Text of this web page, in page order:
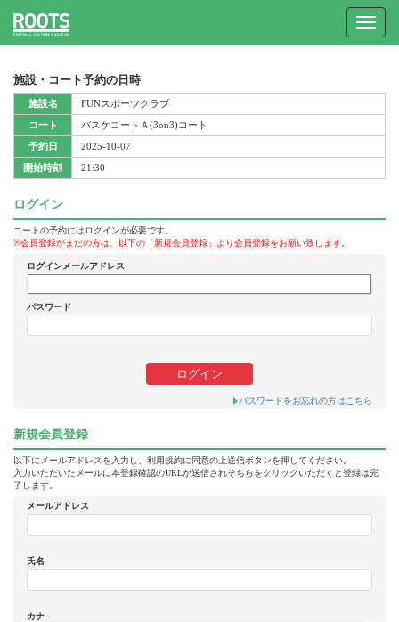
Toggle
施設・コート予約の日時
施設名
コート
予約日
開始時刻
FUNスポーツクラブ
バスケコートＡ(3on3)コート
2025-10-07
21:30
ログイン
コートの予約にはログインが必要です。
※会員登録がまだの方は、以下の「新規会員登録」より会員登録をお願い致します。
ログインメールアドレス
パスワード
パスワードをお忘れの方はこちら
新規会員登録
以下にメールアドレスを入力し、利用規約に同意の上送信ボタンを押してください。
入力いただいたメールに本登録確認のURLが送信されそちらをクリックいただくと登録は完
了します。
メールアドレス
氏名
カナ